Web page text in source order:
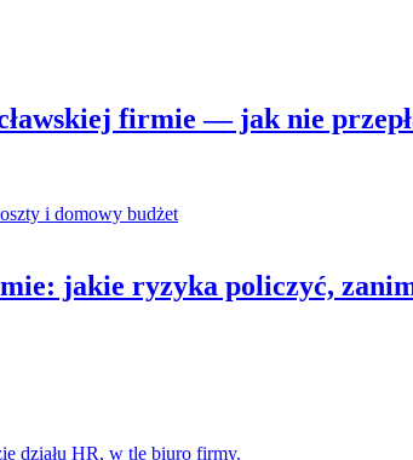
firmie — jak nie
jakie ryzyka policzyć,